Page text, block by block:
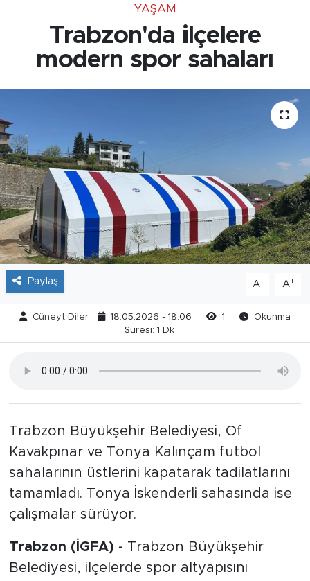
YAŞAM
Trabzon'da ilçelere
modern spor sahaları
Paylaş A- A+
Cüneyt Diler 18.05.2026 - 18:06 1
Okunma
Süresi: 1 Dk
Trabzon Büyükşehir Belediyesi, Of
Kavakpınar ve Tonya Kalınçam futbol
sahalarının üstlerini kapatarak tadilatlarını
tamamladı. Tonya İskenderli sahasında ise
çalışmalar sürüyor.
Trabzon (İGFA) - Trabzon Büyükşehir
Belediyesi, ilçelerde spor altyapısını